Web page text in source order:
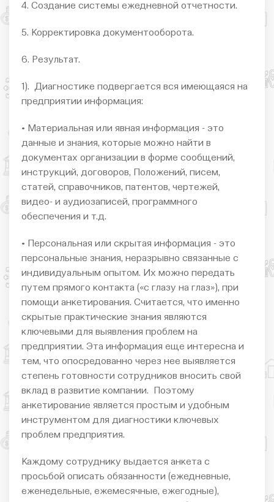
4. Создание системы ежедневной отчетности.
5. Корректировка документооборота.
6. Результат.
1). Диагностике подвергается вся имеющаяся на
предприятии информация:
• Материальная или явная информация - это
данные и знания, которые можно найти в
документах организации в форме сообщений,
инструкций, договоров, Положений, писем,
статей, справочников, патентов, чертежей,
видео- и аудиозаписей, программного
обеспечения и т.д.
• Персональная или скрытая информация - это
персональные знания, неразрывно связанные с
индивидуальным опытом. Их можно передать
путем прямого контакта («с глазу на глаз»), при
помощи анкетирования. Считается, что именно
скрытые практические знания являются
ключевыми для выявления проблем на
предприятии. Эта информация еще интересна и
тем, что опосредованно через нее выявляется
степень готовности сотрудников вносить свой
вклад в развитие компании. Поэтому
анкетирование является простым и удобным
инструментом для диагностики ключевых
проблем предприятия.
Каждому сотруднику выдается анкета с
просьбой описать обязанности (ежедневные,
еженедельные, ежемесячные, ежегодные),